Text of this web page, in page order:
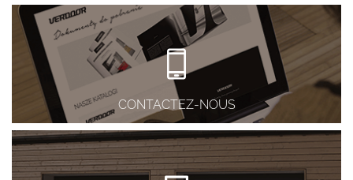
CONTACTEZ-NOUS